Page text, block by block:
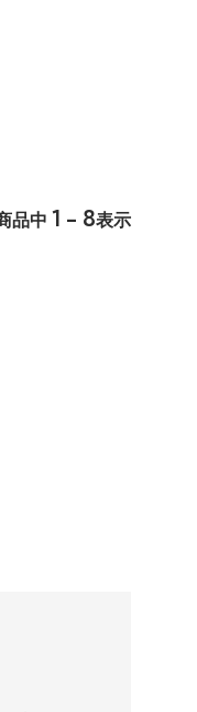
品中 1 - 8表示